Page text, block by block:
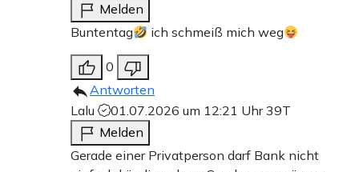
Melden
Buntentag
ich schmeiß mich weg
0
Antworten
Lalu
01.07.2026 um 12:21 Uhr39T
Melden
Gerade einer Privatperson darf Bank nicht